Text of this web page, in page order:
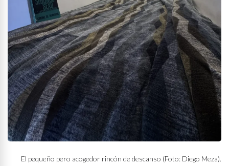
El pequeño pero acogedor rincón de descanso (Foto: Diego Meza).